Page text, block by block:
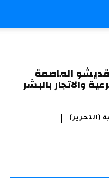
العاصمة
والاتجار بالبشر
(التحرير)